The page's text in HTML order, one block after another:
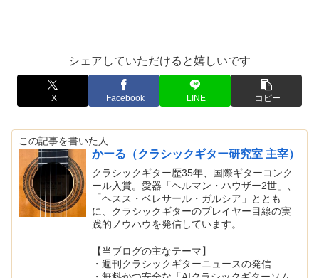
シェアしていただけると嬉しいです
X Facebook LINE コピー
この記事を書いた人
かーる（クラシックギター研究室 主宰）
クラシックギター歴35年、国際ギターコンク
ール入賞。愛器「ヘルマン・ハウザー2世」、
「ヘスス・ベレサール・ガルシア」ととも
に、クラシックギターのプレイヤー目線の実
践的ノウハウを発信しています。
【当ブログの主なテーマ】
・週刊クラシックギターニュースの発信